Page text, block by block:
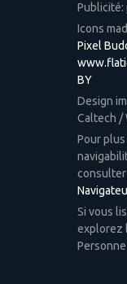
Publicité:
Icons
Pixel
BY
Design
Caltech /
Pour
consulter
Si vous
explorez